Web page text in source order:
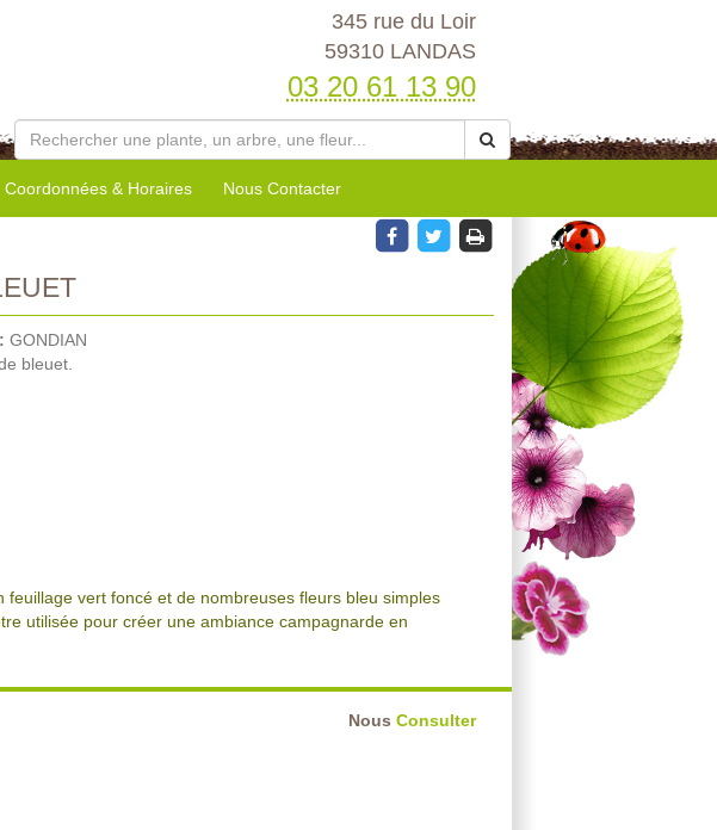
345 rue du Loir
59310 LANDAS
03 20 61 13 90
Coordonnées & Horaires Nous Contacter
GONDIAN
bleuet.
vert foncé et de nombreuses fleurs bleu simples
utilisée pour créer une ambiance campagnarde en
Nous Consulter